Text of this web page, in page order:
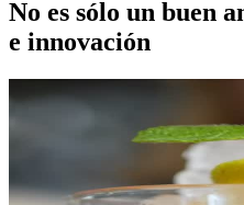
No es sólo un buen
e innovación